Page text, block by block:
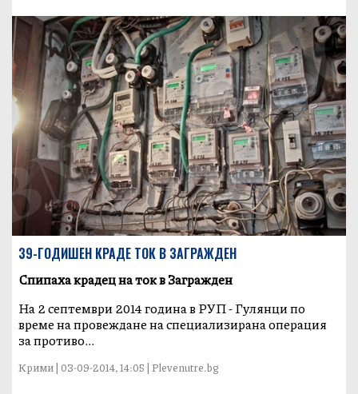
39-ГОДИШЕН КРАДЕ ТОК В ЗАГРАЖДЕН
Спипаха крадец на ток в Загражден
На 2 септември 2014 година в РУП - Гулянци по
време на провеждане на специализирана операция
за противо...
Крими | 03-09-2014, 14:05 | Plevenutre.bg